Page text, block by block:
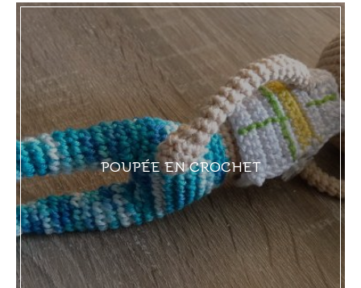
POUPÉE EN CROCHET